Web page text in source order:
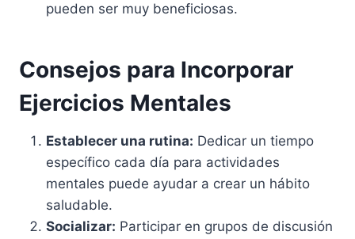
pueden ser muy beneficiosas.
Consejos para Incorporar
Ejercicios Mentales
Establecer una rutina: Dedicar un tiempo
específico cada día para actividades
mentales puede ayudar a crear un hábito
saludable.
Socializar: Participar en grupos de discusión